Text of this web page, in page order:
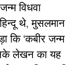
विधवा
थे, मुसलमान
कि ‘कबीर जन्म
लेखन का यह